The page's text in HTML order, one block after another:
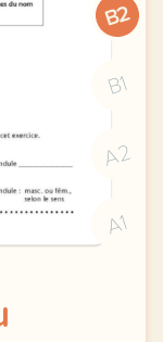
B2
B1
A2
A1